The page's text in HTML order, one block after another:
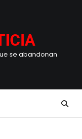
se abandonan